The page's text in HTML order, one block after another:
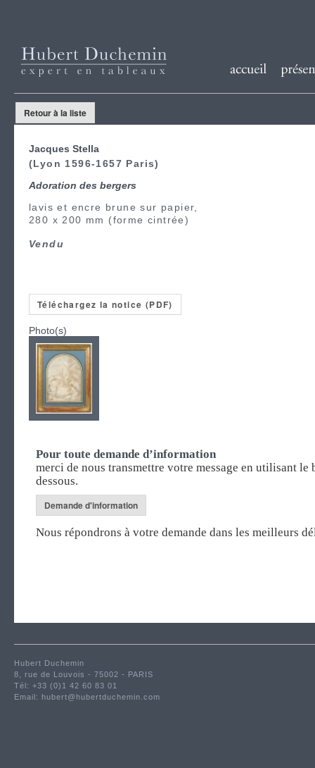
Retour à la liste
Jacques Stella
(Lyon 1596-1657 Paris)
Adoration des bergers
lavis et encre brune sur papier,
280 x 200 mm (forme cintrée)
Vendu
Téléchargez la notice (PDF)
Photo(s)
Pour toute demande d’information
merci de nous transmettre votre message en utilisant le
dessous.
Demande d'information
Nous répondrons à votre demande dans les meilleurs
Hubert Duchemin
8, rue de Louvois - 75002 - PARIS
Tél: +33 (0)1 42 60 83 01
Email: hubert@hubertduchemin.com